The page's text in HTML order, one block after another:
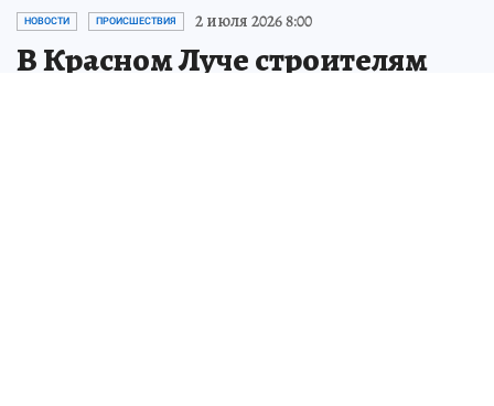
НОВОСТИ ПРОИСШЕСТВИЯ 2 июля 2026 8:00
В Красном Луче строителям